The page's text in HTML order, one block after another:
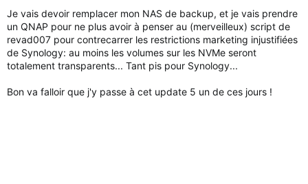
Je vais devoir remplacer mon NAS de backup, et je vais prendre
un QNAP pour ne plus avoir à penser au (merveilleux) script de
revad007 pour contrecarrer les restrictions marketing injustifiées
de Synology: au moins les volumes sur les NVMe seront
totalement transparents... Tant pis pour Synology...
Bon va falloir que j'y passe à cet update 5 un de ces jours !